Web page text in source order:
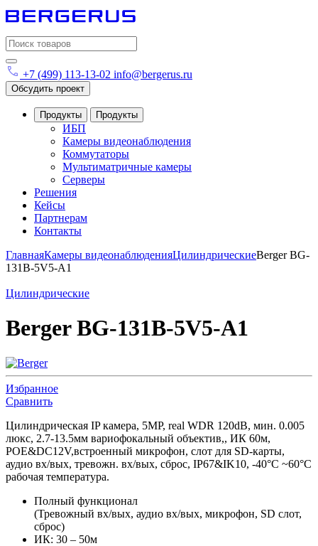
Search
for:
+7 (499) 113-13-02 info@bergerus.ru
Обсудить проект
Продукты Продукты
ИБП
Камеры видеонаблюдения
Коммутаторы
Мультиматричные камеры
Серверы
Решения
Кейсы
Партнерам
Контакты
ГлавнаяКамеры видеонаблюденияЦилиндрическиеBerger BG-
131B-5V5-A1
Цилиндрические
Berger BG-131B-5V5-A1
Избранное
Сравнить
Цилиндрическая IP камера, 5MP, real WDR 120dB, мин. 0.005
люкс, 2.7-13.5мм вариофокальный объектив,, ИК 60м,
POE&DC12V,встроенный микрофон, слот для SD-карты,
аудио вх/вых, тревожн. вх/вых, сброс, IP67&IK10, -40°C ~60°C
рабочая температура.
Полный функционал
(Тревожный вх/вых, аудио вх/вых, микрофон, SD слот,
сброс)
ИК: 30 – 50м